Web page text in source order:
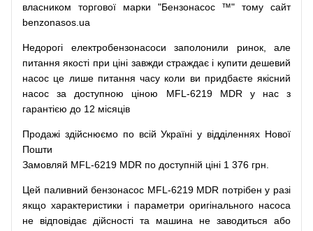
власником
торгової марки "Бензонасос ™" тому
сайт
benzonasos.ua
Недорогі електробензонасоси заполонили ринок,
але
питання якості при ціні завжди страждає і купити дешевий
насос це лише питання часу коли ви придбаєте якісний
насос
за доступною ціною MFL-6219 MDR у нас з
гарантією до 12 місяців
Продажі здійснюємо по всій Україні у відділеннях Нової
Пошти
Замовляй MFL-6219 MDR по доступній ціні 1 376 грн.
Цей паливний бензонасос MFL-6219 MDR потрібен у разі
якщо характеристики і параметри оригінального насоса
не
відповідає дійсності та машина не заводиться
або